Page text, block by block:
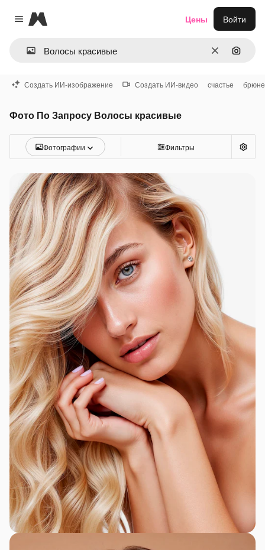
Close menu
Magnific
ОчиститьПоиск
Цены Войти
Создать ИИ-изображение Создать ИИ-видео счастье
Фото По Запросу Волосы красивые
Фотографии Фильтры